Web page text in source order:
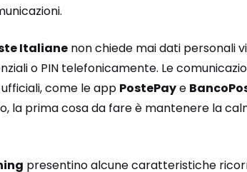
Italianenon chiede mai dati personali
o PIN telefonicamente. Le
come le app PostePaye
la prima cosa da fare è mantenere la
presentino alcune caratteristiche